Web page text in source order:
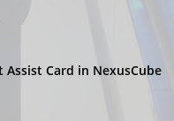
Card in NexusCube